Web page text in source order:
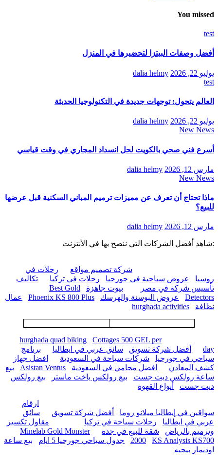
You missed
test
أفضل وصفات البيتزا لتحضيرها في المنزل
يوليو 22, 2026
dalia helmy
test
العالم يتحول: توجهات جديدة في التكنولوجيا الحديثة
يوليو 22, 2026
dalia helmy
New News
أسرع فني صحي بالكويت لحل انسداد المجاري في وقت قياسي
مارس 12, 2026
dalia helmy
New News
ماذا تحتاج أن تعرف عن مميزات ترميم المباني السكنية قبل عرضها
للبيع؟
مارس 12, 2026 dalia helmy
:شاهد أفضل الشركات التي ننصح بها في الأنترنت
شركة تصميم مواقع
رحلات في
روسيا
عروض سياحية في جورجيا رحلات في تركيا
تكاليف
تأسيس شركة في مصر
بيوت جاهزة
Best Gold
Detectors
عروض البوسنة والهرسك Phoenix KS 800 Plus
عمال
نظافة
hurghada activities
hurghada quad biking
Cottages 500 GEL per
day
أفضل شركة تسويق سائق عربي في ايطاليا
برنامج
سياحي في جورجيا
شركات سياحة في السعودية
افضل جهاز
كشف المعادن
افضل محامي في السعودية Asistan Ventus
بيع
ساعة رولكس ديت جست
بيع رولكس ياخت ماستر
بيع رولكس
ديت جست
أنواع القهوة
ارقام
سواقين في إيطاليا ميلانو روما
أفضل شركة تسويق
سائق
عربي في ايطاليا
رحلات سياحة في تركيا
مقاول تكسير
وترميم بالرياض
شقة للبيع في جدة
Minelab Gold Monster
2000
KS Analysis KS700 جدول سياحي جورجيا 5 ايام
بيع ساعة
اوديمار بيجيه